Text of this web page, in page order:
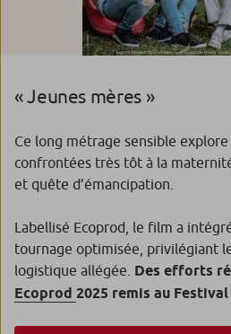
« Jeunes mères »
Ce long métrage sensible
confrontées très tôt à la
et quête d’émancipation.
Labellisé Ecoprod, le film a
tournage optimisée, privilégiant
logistique allégée. Des efforts
Ecoprod 2025 remis au Festival